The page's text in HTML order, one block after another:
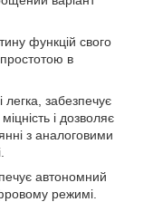
функцій свого
простотою в
легка, забезпечує
і дозволяє
з аналоговими
автономний
режимі.